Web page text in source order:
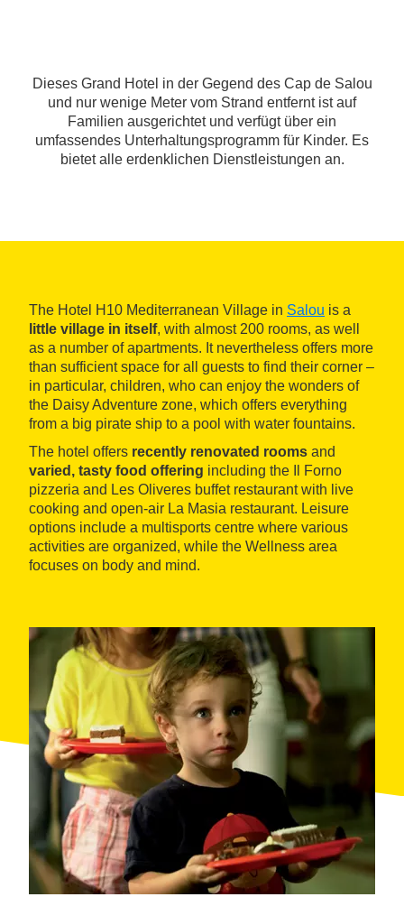
Dieses Grand Hotel in der Gegend des Cap de Salou
und nur wenige Meter vom Strand entfernt ist auf
Familien ausgerichtet und verfügt über ein
umfassendes Unterhaltungsprogramm für Kinder. Es
bietet alle erdenklichen Dienstleistungen an.
The Hotel H10 Mediterranean Village in Salou is a
little village in itself, with almost 200 rooms, as well
as a number of apartments. It nevertheless offers more
than sufficient space for all guests to find their corner –
in particular, children, who can enjoy the wonders of
the Daisy Adventure zone, which offers everything
from a big pirate ship to a pool with water fountains.
The hotel offers recently renovated rooms and
varied, tasty food offering including the Il Forno
pizzeria and Les Oliveres buffet restaurant with live
cooking and open-air La Masia restaurant. Leisure
options include a multisports centre where various
activities are organized, while the Wellness area
focuses on body and mind.